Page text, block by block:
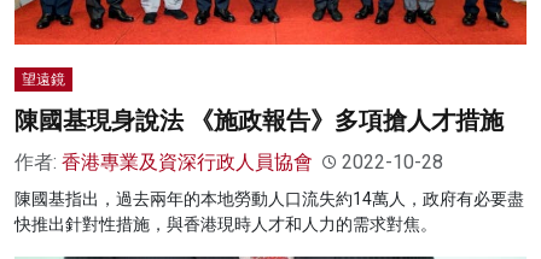
望遠鏡
陳國基現身說法 《施政報告》多項搶人才措施
作者: 香港專業及資深行政人員協會 2022-10-28
陳國基指出，過去兩年的本地勞動人口流失約14萬人，政府有必要盡
快推出針對性措施，與香港現時人才和人力的需求對焦。